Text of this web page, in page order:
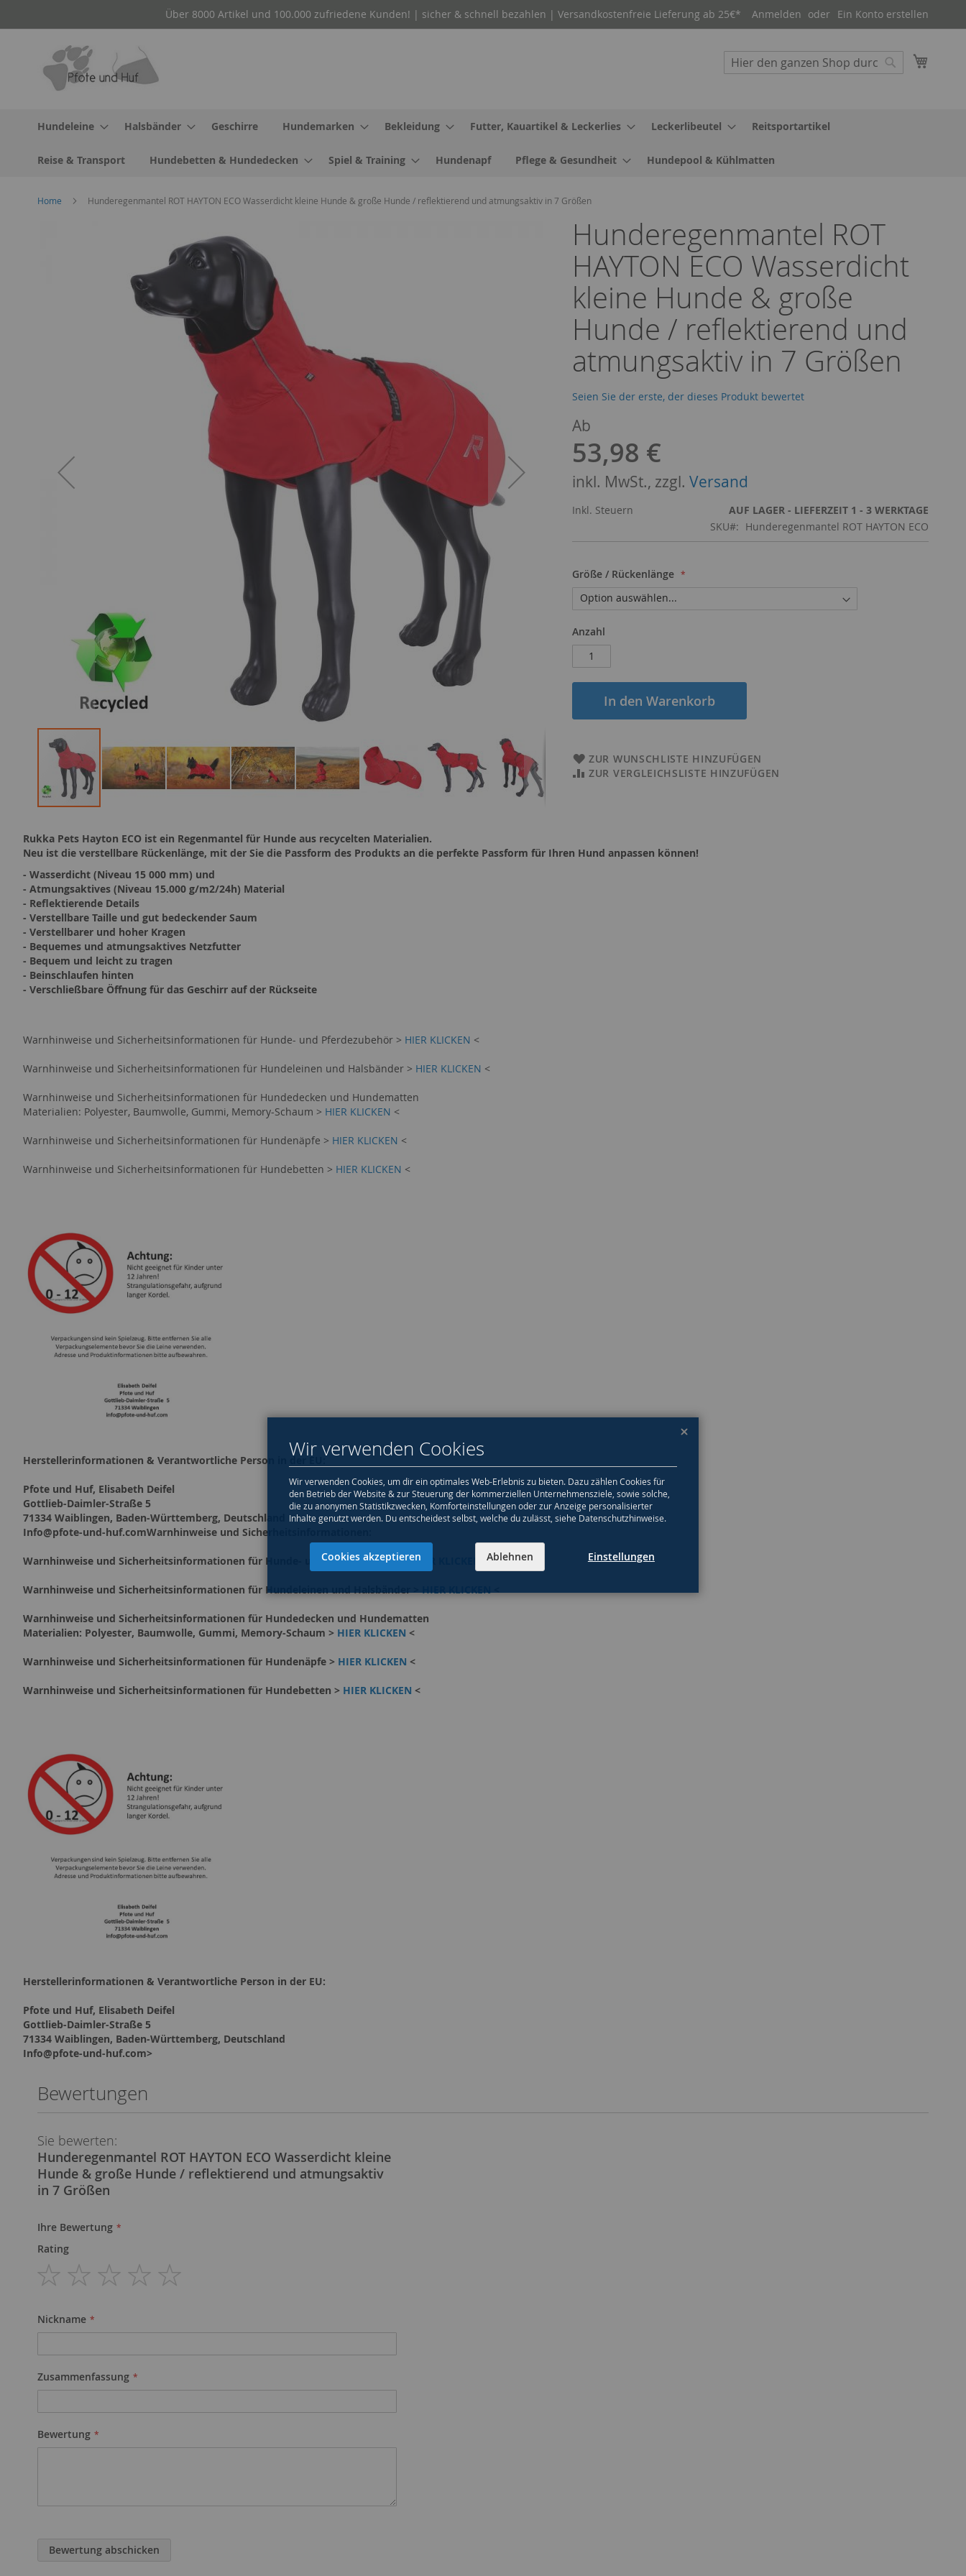
zum
Über 8000 Artikel und 100.000 zufriedene Kunden! | sicher & schnell bezahlen | Versandkostenfreie Lieferung ab 25€* Anmelden Ein Konto erstellen
Suche
Hundeleine Halsbänder Geschirre Hundemarken Bekleidung Futter, Kauartikel & Leckerlies Leckerlibeutel Reitsportartikel
Reise & Transport Hundebetten & Hundedecken Spiel & Training Hundenapf Pflege & Gesundheit Hundepool & Kühlmatten
Home Hunderegenmantel ROT HAYTON ECO Wasserdicht kleine Hunde & große Hunde / reflektierend und atmungsaktiv in 7 Größen
Hunderegenmantel ROT
HAYTON ECO Wasserdicht
kleine Hunde & große
Hunde / reflektierend und
atmungsaktiv in 7 Größen
Seien Sie der erste, der dieses Produkt bewertet
Ab
53,98 €
inkl. MwSt., zzgl. Versand
AUF LAGER - LIEFERZEIT 1 - 3 WERKTAGE
SKU
Hunderegenmantel ROT HAYTON ECO
Inkl. Steuern
Größe / Rückenlänge
Anzahl
In den Warenkorb
ZUR WUNSCHLISTE HINZUFÜGEN
ZUR VERGLEICHSLISTE HINZUFÜGEN
der
Bildergalerie
springen
Rukka Pets Hayton ECO ist ein Regenmantel für Hunde aus recycelten Materialien.
Neu ist die verstellbare Rückenlänge, mit der Sie die Passform des Produkts an die perfekte Passform für Ihren Hund anpassen können!
- Wasserdicht (Niveau 15 000 mm) und
- Atmungsaktives (Niveau 15.000 g/m2/24h) Material
- Reflektierende Details
- Verstellbare Taille und gut bedeckender Saum
- Verstellbarer und hoher Kragen
- Bequemes und atmungsaktives Netzfutter
- Bequem und leicht zu tragen
- Beinschlaufen hinten
- Verschließbare Öffnung für das Geschirr auf der Rückseite
Warnhinweise und Sicherheitsinformationen für Hunde- und Pferdezubehör > HIER KLICKEN <
Warnhinweise und Sicherheitsinformationen für Hundeleinen und Halsbänder > HIER KLICKEN <
Warnhinweise und Sicherheitsinformationen für Hundedecken und Hundematten
Materialien: Polyester, Baumwolle, Gummi, Memory-Schaum > HIER KLICKEN <
Warnhinweise und Sicherheitsinformationen für Hundenäpfe > HIER KLICKEN <
Warnhinweise und Sicherheitsinformationen für Hundebetten > HIER KLICKEN <
Herstellerinformationen & Verantwortliche Person in der EU:
Pfote und Huf, Elisabeth Deifel
Gottlieb-Daimler-Straße 5
71334 Waiblingen, Baden-Württemberg, Deutschland
Info@pfote-und-huf.comWarnhinweise und Sicherheitsinformationen:
Warnhinweise und Sicherheitsinformationen für Hunde- und Pferdezubehör >HIER KLICKEN <
Warnhinweise und Sicherheitsinformationen für Hundeleinen und Halsbänder >HIER KLICKEN<
Warnhinweise und Sicherheitsinformationen für Hundedecken und Hundematten
Materialien: Polyester, Baumwolle, Gummi, Memory-Schaum > HIER KLICKEN <
Warnhinweise und Sicherheitsinformationen für Hundenäpfe > HIER KLICKEN <
Warnhinweise und Sicherheitsinformationen für Hundebetten > HIER KLICKEN <
Herstellerinformationen & Verantwortliche Person in der EU:
Pfote und Huf, Elisabeth Deifel
Gottlieb-Daimler-Straße 5
71334 Waiblingen, Baden-Württemberg, Deutschland
Info@pfote-und-huf.com>
Bewertungen
Sie bewerten:
Hunderegenmantel ROT HAYTON ECO Wasserdicht kleine
Hunde & große Hunde / reflektierend und atmungsaktiv
in 7 Größen
Ihre Bewertung
Rating
Nickname
Zusammenfassung
Bewertung
Bewertung abschicken
Wir verwenden Cookies
Wir verwenden Cookies, um dir ein optimales Web-Erlebnis zu bieten. Dazu zählen Cookies für
den Betrieb der Website & zur Steuerung der kommerziellen Unternehmensziele, sowie solche,
die zu anonymen Statistikzwecken, Komforteinstellungen oder zur Anzeige personalisierter
Inhalte genutzt werden. Du entscheidest selbst, welche du zulässt, siehe Datenschutzhinweise.
Cookies akzeptieren Ablehnen Einstellungen